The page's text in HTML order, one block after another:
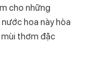
cho những
hoa này hòa
thơm đặc